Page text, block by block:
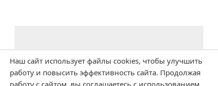
Наш сайт использует файлы cookies, чтобы улучшить
работу и повысить эффективность сайта. Продолжая
работу с сайтом, вы соглашаетесь с использованием